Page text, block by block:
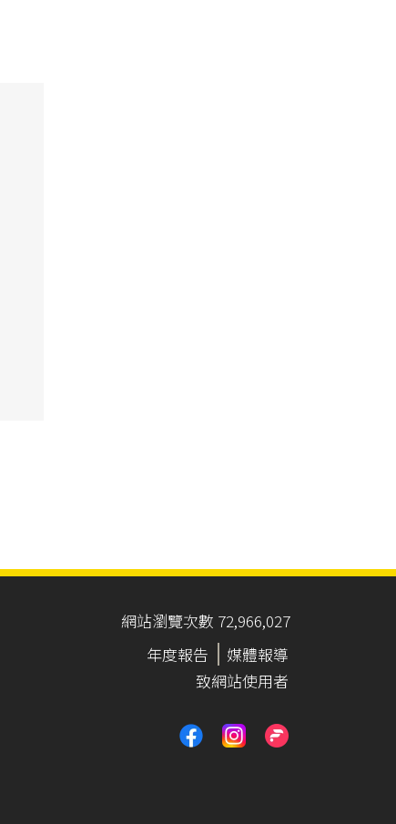
網站瀏覽次數 72,966,027
年度報告
媒體報導
致網站使用者